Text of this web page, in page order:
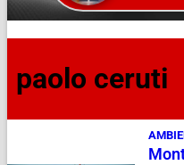
paolo ceruti